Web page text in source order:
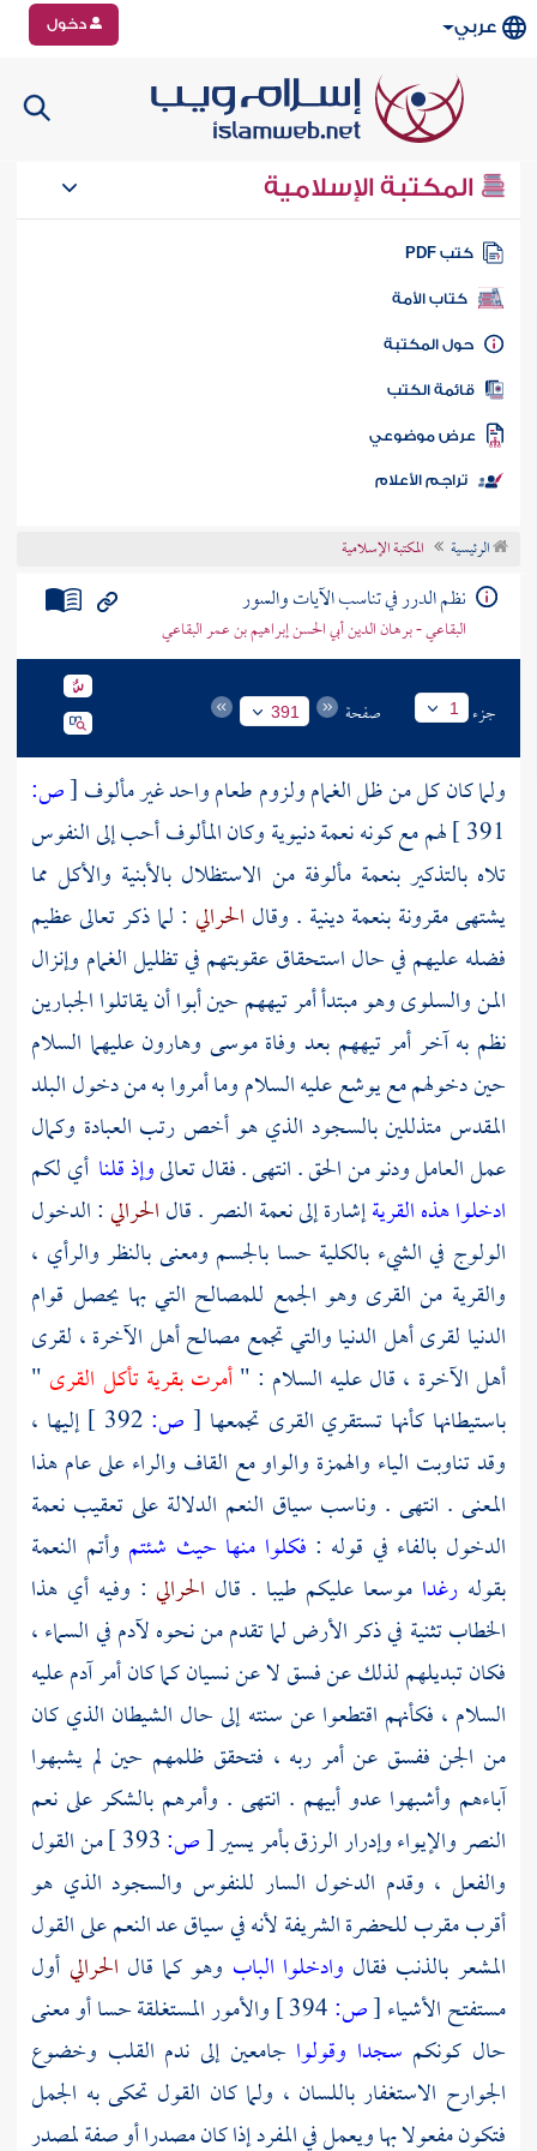
عربي دخول
المكتبة الإسلامية
كتب PDF
كتاب الأمة
المكتبة
الكتب
موضوعي
تراجم الأعلام
الرئيسية المكتبة الإسلامية
نظم الدرر في تناسب الآيات والسور
البقاعي - برهان الدين أبي الحسن إبراهيم بن عمر البقاعي
جزء 1 صفحة 391
ولما كان كل من ظل الغمام ولزوم طعام واحد غير مألوف[ص:
391 ] لهم مع كونه نعمة دنيوية وكان المألوف أحب إلى النفوس
تلاه بالتذكير بنعمة مألوفة من الاستظلال بالأبنية والأكل مما
يشتهى مقرونة بنعمة دينية . وقال الحرالي : لما ذكر تعالى عظيم
فضله عليهم في حال استحقاق عقوبتهم في تظليل الغمام وإنزال
المن والسلوى وهو مبتدأ أمر تيههم حين أبوا أن يقاتلوا الجبارين
نظم به آخر أمر تيههم بعد وفاةموسى وهارونعليهما السلام
حين دخولهم معيوشععليه السلام وما أمروا به من دخول البلد
المقدس متذللين بالسجود الذي هو أخص رتب العبادة وكمال
عمل العامل ودنو من الحق . انتهى . فقال تعالىوإذ قلنا أي لكم
ادخلوا هذه القريةإشارة إلى نعمة النصر . قالالحرالي: الدخول
الولوج في الشيء بالكلية حسا بالجسم ومعنى بالنظر والرأي ،
والقرية من القرى وهو الجمع للمصالح التي بها يحصل قوام
الدنيا لقرى أهل الدنيا والتي تجمع مصالح أهل الآخرة ، لقرى
أهل الآخرة ، قال عليه السلام : "أمرت بقرية تأكل القرى "
باستيطانها كأنها تستقري القرى تجمعها [ ص:
إليها ،
وقد تناوبت الياء والهمزة والواو مع القاف والراء على عام هذا
المعنى . انتهى . وناسب سياق النعم الدلالة على تعقيب نعمة
الدخول بالفاء في قوله : فكلوا منها حيث شئتم وأتم النعمة
بقوله رغدا موسعا عليكم طيبا . قال الحرالي : وفيه أي هذا
الخطاب تثنية في ذكر الأرض لما تقدم من نحوهلآدمفي السماء ،
فكان تبديلهم لذلك عن فسق لا عن نسيان كما كان أمرآدمعليه
السلام ، فكأنهم اقتطعوا عن سنته إلى حال الشيطان الذي كان
من الجن ففسق عن أمر ربه ، فتحقق ظلمهم حين لم يشبهوا
آباءهم وأشبهوا عدو أبيهم . انتهى . وأمرهم بالشكر على نعم
النصر والإيواء وإدرار الرزق بأمر يسير[ص:
من القول
والفعل ، وقدم الدخول السار للنفوس والسجود الذي هو
أقرب مقرب للحضرة الشريفة لأنه في سياق عد النعم على القول
المشعر بالذنب فقال وادخلوا الباب وهو كما قال الحرالي أول
مستفتح الأشياء[ص:
والأمور المستغلقة حسا أو معنى
حال كونكم سجدا وقولوا جامعين إلى ندم القلب وخضوع
الجوارح الاستغفار باللسان ، ولما كان القول تحكى به الجمل
فتكون مفعولا بها ويعمل في المفرد إذا كان مصدرا أو صفة لمصدر